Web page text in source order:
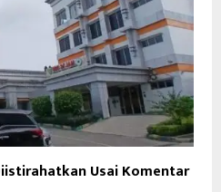
Usai Komentar